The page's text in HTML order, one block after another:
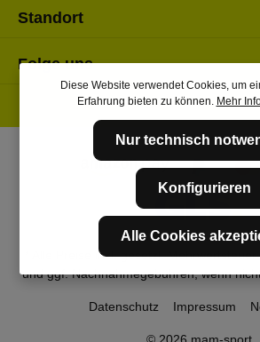
Standort
Folge uns
* Alle Preise inkl. gesetzl.
und ggf. Nachnahmegebühren, wenn
Datenschutz Impressum
Diese Website verwendet Cookies, um
Erfahrung bieten zu können. Mehr
Nur technisch
Konfigurieren
Alle Cookies